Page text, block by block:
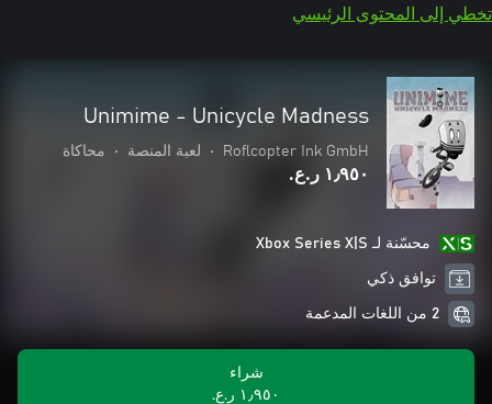
تخطي إلى المحتوى الرئيسي
Unimime - Unicycle Madness
Roflcopter Ink GmbH
• لعبة المنصة • محاكاة
١٫٩٥٠ ر.ع.‏
محسّنة لـ Xbox Series X|S
توافق ذكي
2 من اللغات المدعمة
شراء
١٫٩٥٠ ر.ع.‏